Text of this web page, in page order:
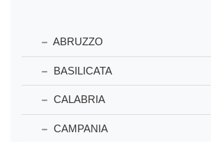
ABRUZZO
BASILICATA
CALABRIA
CAMPANIA